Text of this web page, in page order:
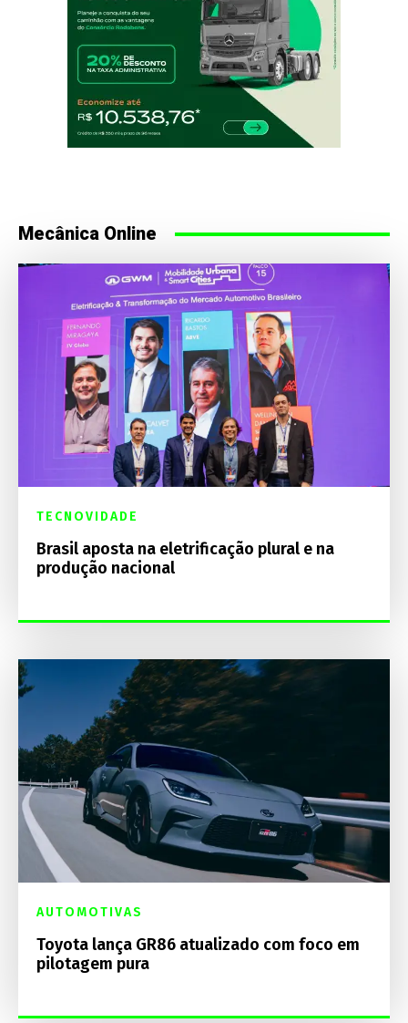
Mecânica Online
TECNOVIDADE
Brasil aposta na eletrificação plural e na
produção nacional
AUTOMOTIVAS
Toyota lança GR86 atualizado com foco em
pilotagem pura